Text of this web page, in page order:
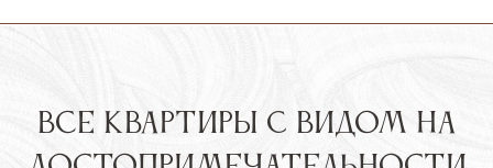
30% в год